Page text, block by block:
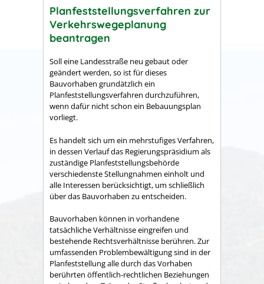
Planfeststellungsverfahren zur
Verkehrswegeplanung
beantragen
Soll eine Landesstraße neu gebaut oder
geändert werden, so ist für dieses
Bauvorhaben grundätzlich ein
Planfeststellungsverfahren durchzuführen,
wenn dafür nicht schon ein Bebauungsplan
vorliegt.
Es handelt sich um ein mehrstufiges Verfahren,
in dessen Verlauf das Regierungspräsidium als
zuständige Planfeststellungsbehörde
verschiedenste Stellungnahmen einholt und
alle Interessen berücksichtigt, um schließlich
über das Bauvorhaben zu entscheiden.
Bauvorhaben können in vorhandene
tatsächliche Verhältnisse eingreifen und
bestehende Rechtsverhältnisse berühren. Zur
umfassenden Problembewältigung sind in der
Planfeststellung alle durch das Vorhaben
berührten öffentlich-rechtlichen Beziehungen